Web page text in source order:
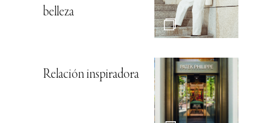
belleza
Relación inspiradora